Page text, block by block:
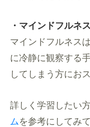
・マインドフルネス
マインドフルネス
に冷静に観察する
してしまう方にお
詳しく学習したい
ム を参考にしてみ